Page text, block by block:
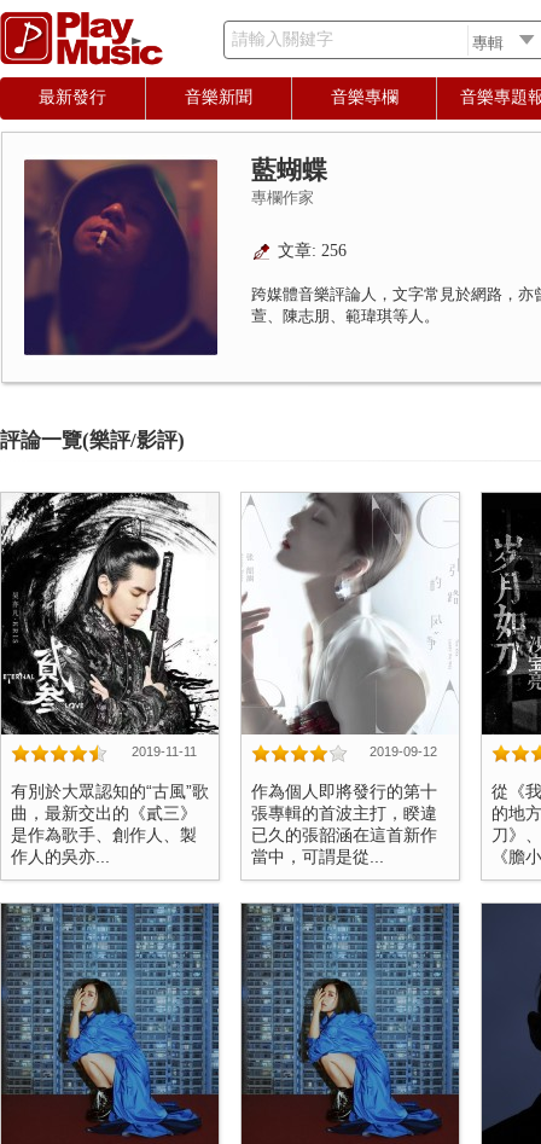
請輸入關鍵字
最新發行 音樂新聞 音樂專欄 音樂專題
藍蝴蝶
專欄作家
文章: 256
跨媒體音樂評論人，文字常見於網路，
萱、陳志朋、範瑋琪等人。
評論一覽(樂評/影評)
2019-11-11
有別於大眾認知的“古風”歌
曲，最新交出的《貳三》
是作為歌手、創作人、製
作人的吳亦...
2019-09-12
作為個人即將發行的第十
張專輯的首波主打，睽違
已久的張韶涵在這首新作
當中，可謂是從...
從《
的地
刀》
《膽